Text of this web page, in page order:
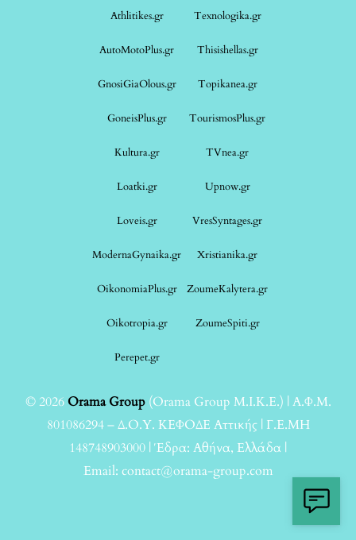
Athlitikes.gr Texnologika.gr
AutoMotoPlus.gr Thisishellas.gr
GnosiGiaOlous.gr Topikanea.gr
GoneisPlus.gr TourismosPlus.gr
Kultura.gr TVnea.gr
Loatki.gr Upnow.gr
Loveis.gr VresSyntages.gr
ModernaGynaika.gr Xristianika.gr
OikonomiaPlus.gr ZoumeKalytera.gr
Oikotropia.gr ZoumeSpiti.gr
Perepet.gr
© 2026Orama Group(Orama Group Μ.Ι.Κ.Ε.) | Α.Φ.Μ.
801086294 – Δ.Ο.Υ. ΚΕΦΟΔΕ Αττικής | Γ.Ε.ΜΗ
148748903000 | Έδρα: Αθήνα, Ελλάδα |
Email: contact@orama-group.com